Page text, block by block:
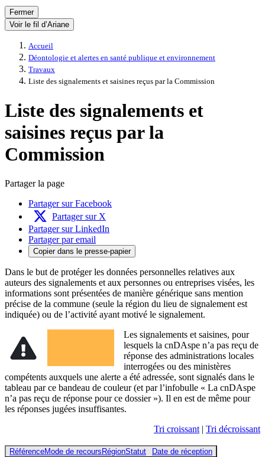
Fermer
Voir le fil d’Ariane
Accueil
Déontologie et alertes en santé publique et environnement
Travaux
Liste des signalements et saisines reçus par la Commission
Liste des signalements et
saisines reçus par la
Commission
Partager la page
Partager sur Facebook
Partager sur X
Partager sur LinkedIn
Partager par email
Copier dans le presse-papier
Dans le but de protéger les données personnelles relatives aux
auteurs des signalements et aux personnes ou entreprises visées, les
informations sont présentées de manière générique sans mention
précise de la commune (seule la région du lieu de signalement est
indiquée) ou de l’activité ayant motivé le signalement.
Les signalements et saisines, pour
lesquels la cnDAspe n’a pas reçu de
réponse des administrations locales
interrogées ou des ministères
compétents auxquels une alerte a été adressée, sont signalés dans le
tableau par ce bandeau de couleur (et par l’infobulle « La cnDAspe
n’a pas reçu de réponse pour ce dossier »). Il en est de même pour
les réponses jugées insuffisantes.
Tri croissant | Tri décroissant
Date de réception
Statut
Région
Mode de recours
Référence